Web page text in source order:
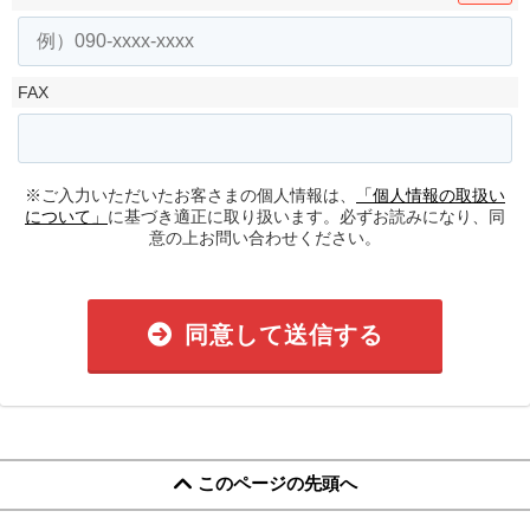
FAX
※ご入力いただいたお客さまの個人情報は、
「個人情報の取扱い
について」 に基づき適正に取り扱います。必ずお読みになり、同
意の上お問い合わせください。
同意して送信する
このページの先頭へ